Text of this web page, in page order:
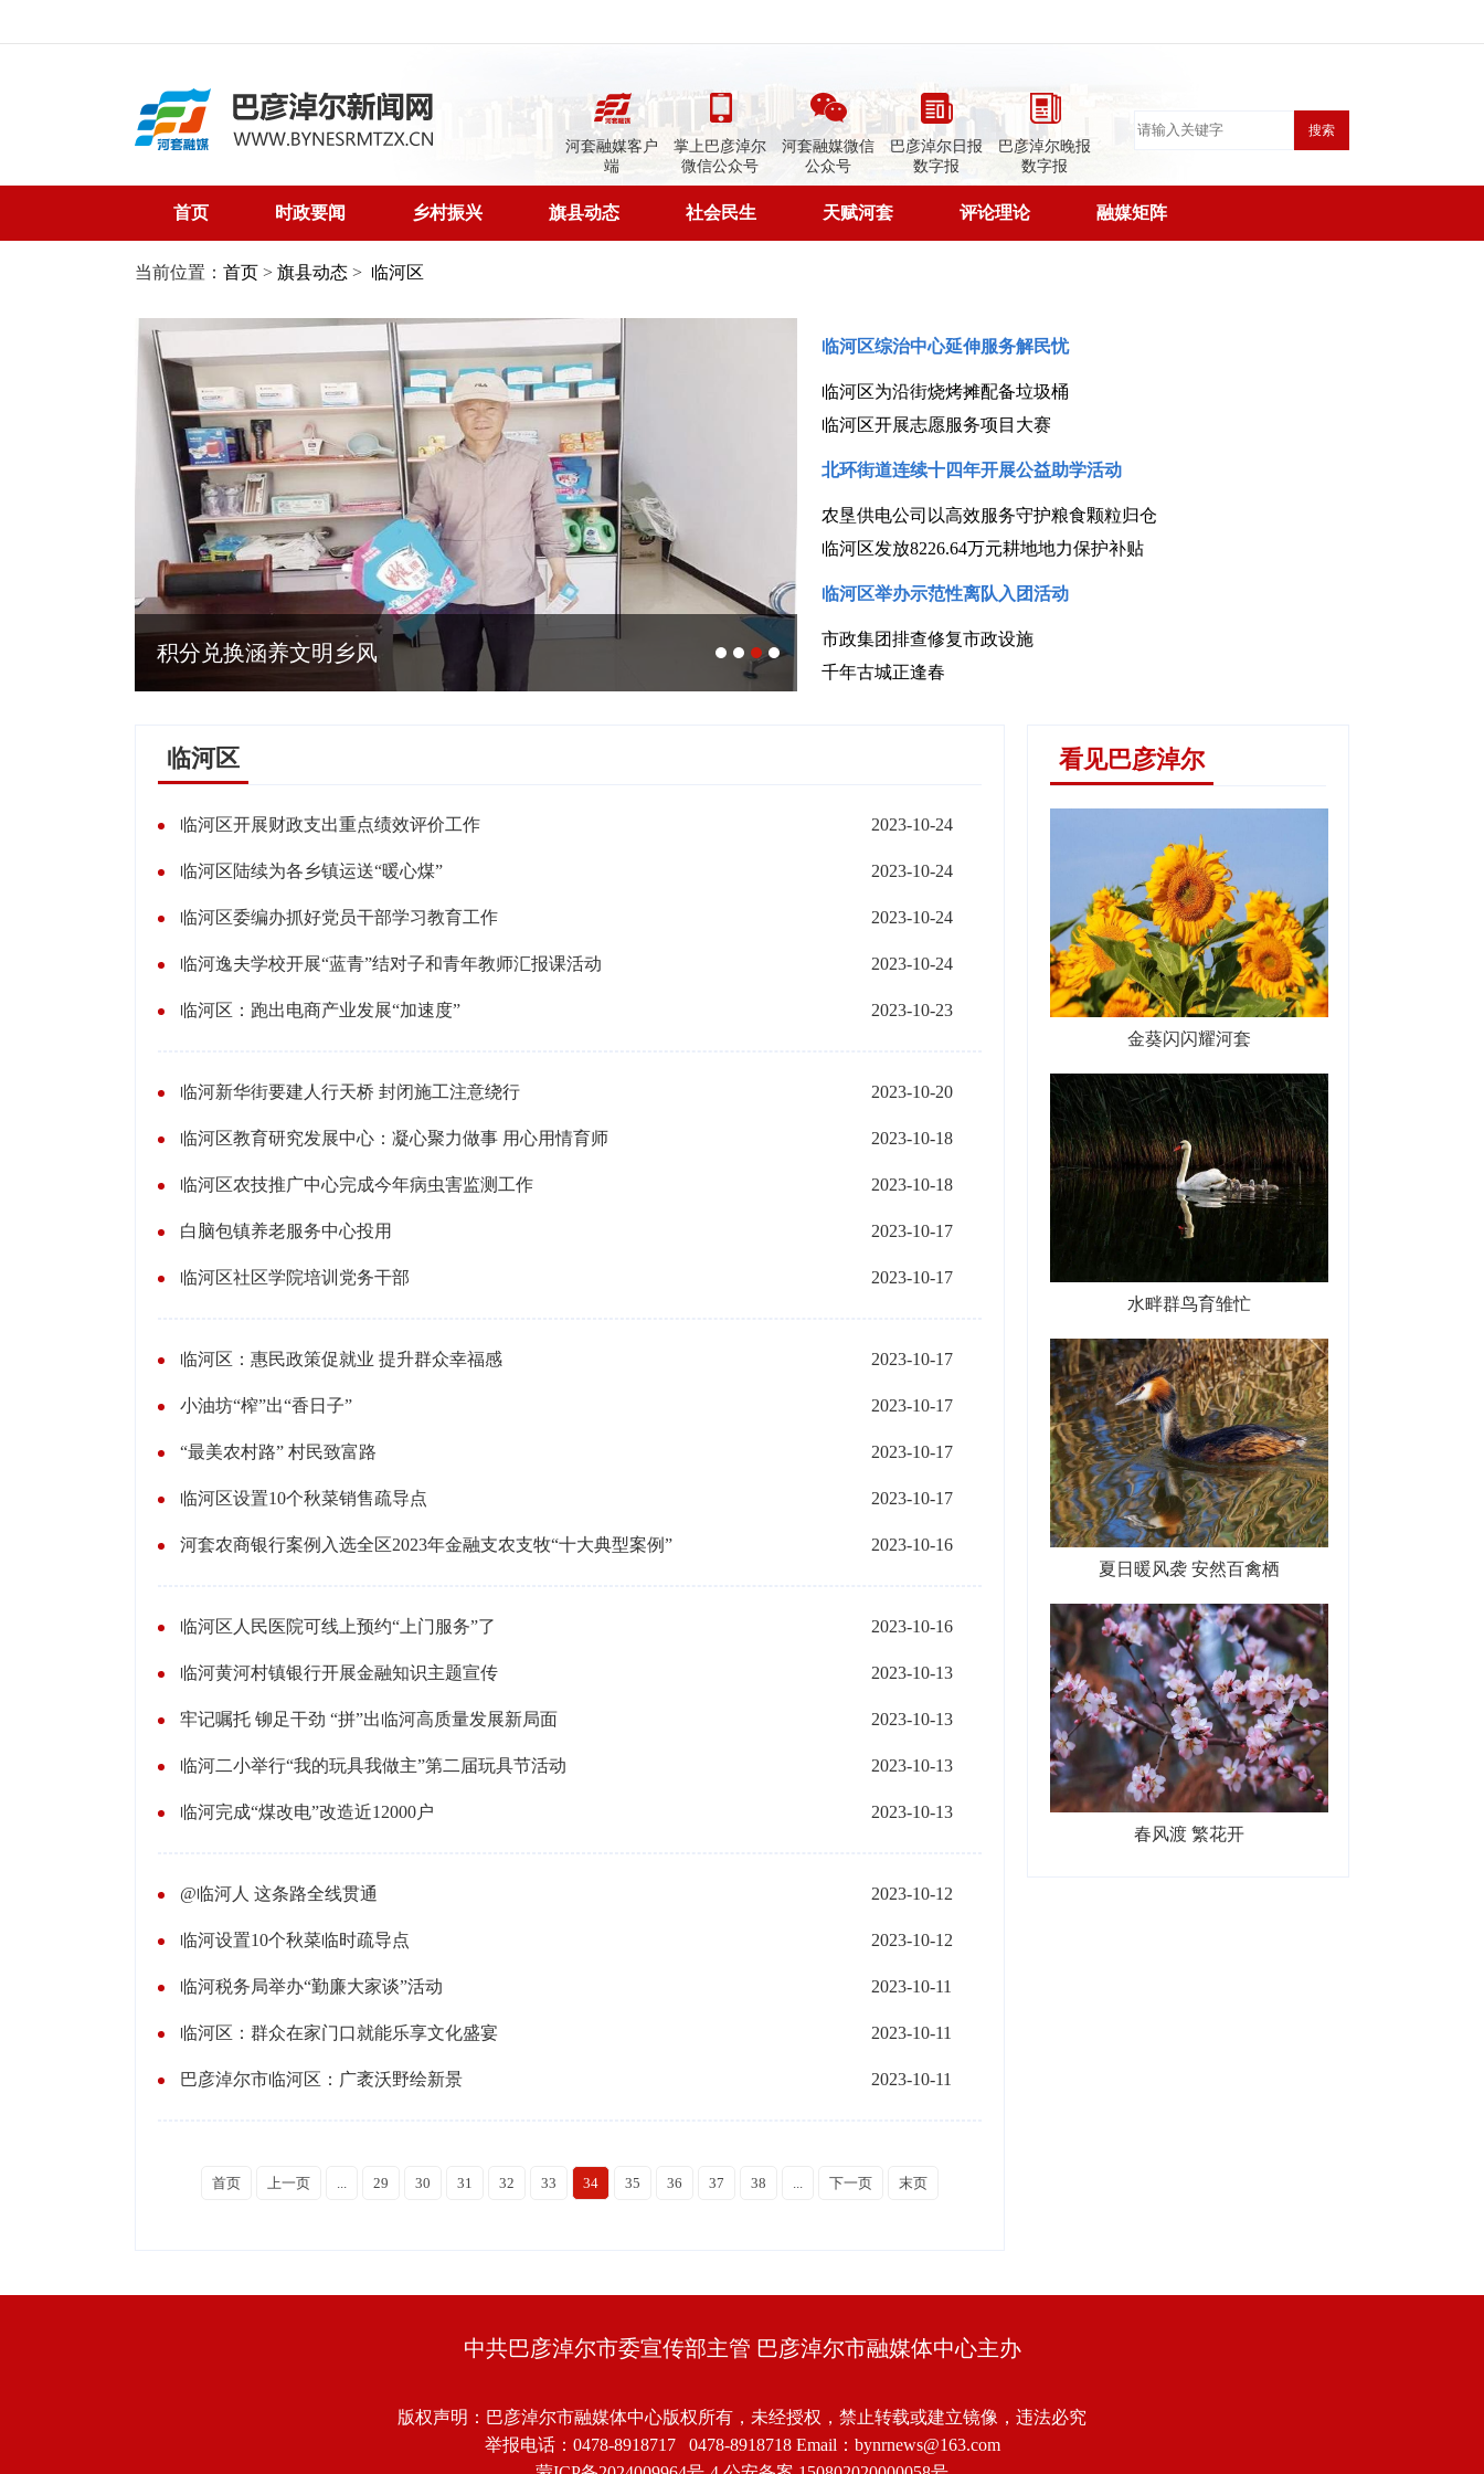
河套融媒客户
端
掌上巴彦淖尔
微信公众号
河套融媒微信
公众号
巴彦淖尔日报
数字报
巴彦淖尔晚报
数字报
搜索
首页 时政要闻 乡村振兴 旗县动态 社会民生 天赋河套 评论理论 融媒矩阵
当前位置： 首页 > 旗县动态 > 临河区
积分兑换涵养文明乡风 汇丰街道：修缮设施除隐患
临河区综治中心延伸服务解民忧
临河区为沿街烧烤摊配备垃圾桶
临河区开展志愿服务项目大赛
北环街道连续十四年开展公益助学活动
农垦供电公司以高效服务守护粮食颗粒归仓
临河区发放8226.64万元耕地地力保护补贴
临河区举办示范性离队入团活动
市政集团排查修复市政设施
千年古城正逢春
临河区
临河区开展财政支出重点绩效评价工作 2023-10-24
临河区陆续为各乡镇运送“暖心煤” 2023-10-24
临河区委编办抓好党员干部学习教育工作 2023-10-24
临河逸夫学校开展“蓝青”结对子和青年教师汇报课活动 2023-10-24
临河区：跑出电商产业发展“加速度” 2023-10-23
临河新华街要建人行天桥 封闭施工注意绕行 2023-10-20
临河区教育研究发展中心：凝心聚力做事 用心用情育师 2023-10-18
临河区农技推广中心完成今年病虫害监测工作 2023-10-18
白脑包镇养老服务中心投用 2023-10-17
临河区社区学院培训党务干部 2023-10-17
临河区：惠民政策促就业 提升群众幸福感 2023-10-17
小油坊“榨”出“香日子” 2023-10-17
“最美农村路” 村民致富路 2023-10-17
临河区设置10个秋菜销售疏导点 2023-10-17
河套农商银行案例入选全区2023年金融支农支牧“十大典型案例” 2023-10-16
临河区人民医院可线上预约“上门服务”了 2023-10-16
临河黄河村镇银行开展金融知识主题宣传 2023-10-13
牢记嘱托 铆足干劲 “拼”出临河高质量发展新局面 2023-10-13
临河二小举行“我的玩具我做主”第二届玩具节活动 2023-10-13
临河完成“煤改电”改造近12000户 2023-10-13
@临河人 这条路全线贯通 2023-10-12
临河设置10个秋菜临时疏导点 2023-10-12
临河税务局举办“勤廉大家谈”活动 2023-10-11
临河区：群众在家门口就能乐享文化盛宴 2023-10-11
巴彦淖尔市临河区：广袤沃野绘新景 2023-10-11
首页 上一页 ... 29 30 31 32 33 34 35 36 37 38 ... 下一页 末页
看见巴彦淖尔
金葵闪闪耀河套
水畔群鸟育雏忙
夏日暖风袭 安然百禽栖
春风渡 繁花开
中共巴彦淖尔市委宣传部主管 巴彦淖尔市融媒体中心主办
版权声明：巴彦淖尔市融媒体中心版权所有，未经授权，禁止转载或建立镜像，违法必究
举报电话：0478-8918717 0478-8918718 Email：bynrnews@163.com